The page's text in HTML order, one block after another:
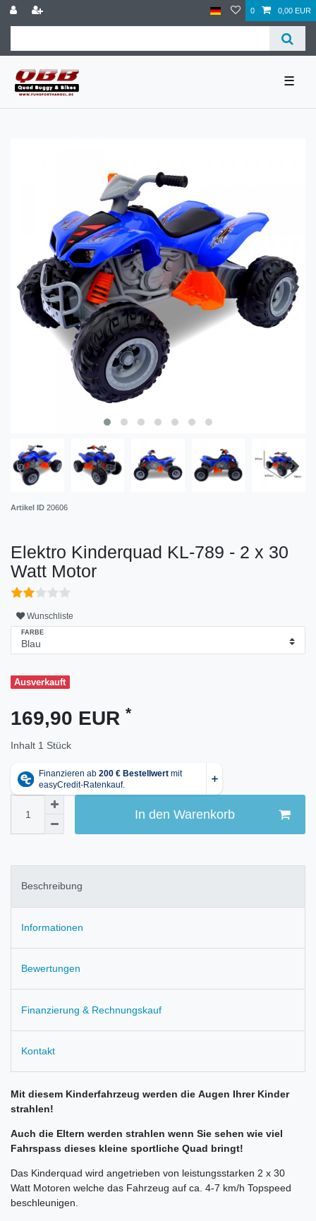
0 0,00 EUR
☰
Artikel ID 20606
Elektro Kinderquad KL-789 - 2 x 30
Watt Motor
Wunschliste
FARBE
Ausverkauft
169,90 EUR *
Inhalt 1 Stück
In den Warenkorb
Beschreibung
Informationen
Bewertungen
Finanzierung & Rechnungskauf
Kontakt
Mit diesem Kinderfahrzeug werden die Augen Ihrer Kinder
strahlen!
Auch die Eltern werden strahlen wenn Sie sehen wie viel
Fahrspass dieses kleine sportliche Quad bringt!
Das Kinderquad wird angetrieben von leistungsstarken 2 x 30
Watt Motoren welche das Fahrzeug auf ca. 4-7 km/h Topspeed
beschleunigen.